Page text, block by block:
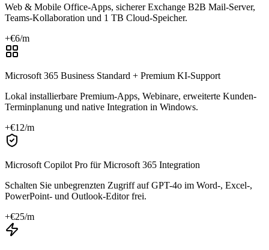
Web & Mobile Office-Apps, sicherer Exchange B2B Mail-Server,
Teams-Kollaboration und 1 TB Cloud-Speicher.
+€6/m
Microsoft 365 Business Standard + Premium KI-Support
Lokal installierbare Premium-Apps, Webinare, erweiterte Kunden-
Terminplanung und native Integration in Windows.
+€12/m
Microsoft Copilot Pro für Microsoft 365 Integration
Schalten Sie unbegrenzten Zugriff auf GPT-4o im Word-, Excel-,
PowerPoint- und Outlook-Editor frei.
+€25/m